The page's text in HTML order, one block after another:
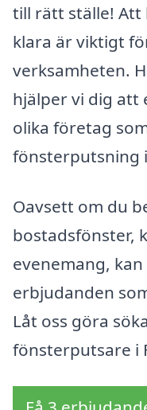
till rätt ställe! Att
klara är viktigt
verksamheten.
hjälper vi dig att
olika företag
fönsterputsning
Oavsett om du
bostadsfönster,
evenemang,
erbjudanden
Låt oss göra
fönsterputsare i